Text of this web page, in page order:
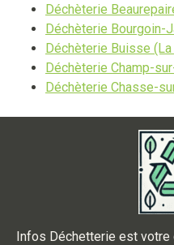
Déchèterie
Déchèterie Bourgoin-
Déchèterie Buisse (La
Déchèterie Champ-
Déchèterie Chasse-
Infos Déchetterie est